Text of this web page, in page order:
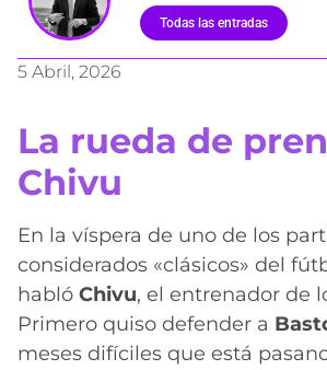
Todas las entradas
5 Abril, 2026
La rueda de
Chivu
En la víspera de uno de los
considerados «clásicos» del
habló Chivu, el entrenador de
Primero quiso defender a
meses difíciles que está